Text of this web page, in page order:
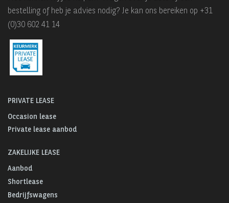
bestelling of heb je advies nodig? Je kan ons bereiken op +31
(0)30 602 41 14
PRIVATE LEASE
Occasion lease
Private lease aanbod
ZAKELIJKE LEASE
Aanbod
Shortlease
Bedrijfswagens